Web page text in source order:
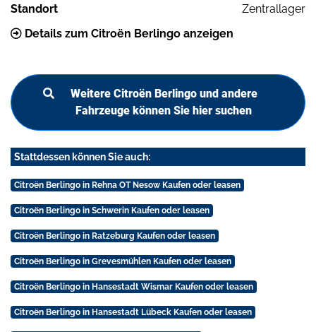
Standort
Zentrallager
Details zum Citroën Berlingo anzeigen
Weitere Citroën Berlingo und andere
Fahrzeuge können Sie hier suchen
Stattdessen können Sie auch:
Citroën Berlingo in Rehna OT Nesow Kaufen oder leasen
Citroën Berlingo in Schwerin Kaufen oder leasen
Citroën Berlingo in Ratzeburg Kaufen oder leasen
Citroën Berlingo in Grevesmühlen Kaufen oder leasen
Citroën Berlingo in Hansestadt Wismar Kaufen oder leasen
Citroën Berlingo in Hansestadt Lübeck Kaufen oder leasen